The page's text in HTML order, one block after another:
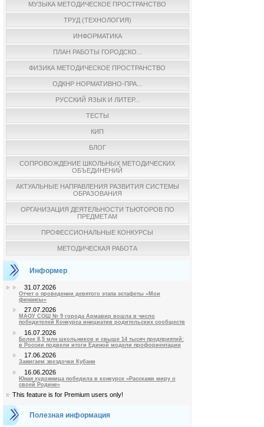
МУЗЫКА МЕТОДИЧЕСКОЕ ПРОСТРАНСТВО
ТРУД (ТЕХНОЛОГИЯ)
ИНФОРМАТИКА
ПЛАН РАБОТЫ ГОРОДСКО...
ФИЗИКА МЕТОДИЧЕСКОЕ ПРОСТРАНСТВО
ОДКНР НОРМАТИВНО-ПРА...
РУССКИЙ ЯЗЫК И ЛИТЕР...
ТЕСТЫ
КИП
БЛОГ
СОПРОВОЖДЕНИЕ ШКОЛЬНЫХ МЕТОДИЧЕСКИХ
ОБЪЕДИНЕНИЙ
АКТУАЛЬНЫЕ НАПРАВЛЕНИЯ РАЗВИТИЯ СИСТЕМЫ
ОБРАЗОВАНИЯ
ОРГАНИЗАЦИЯ ДЕЯТЕЛЬНОСТИ ТЬЮТОРОВ ПО
ПРЕДМЕТАМ
ПРОФЕССИОНАЛЬНЫЕ КОНКУРСЫ
МЕТОДИЧЕСКАЯ РАБОТА
Информер
31.07.2026
Отчет о проведении девятого этапа эстафеты «Мои
финансы»
27.07.2026
МАОУ СОШ № 9 города Армавир вошла в число
победителей Конкурса инициатив родительских сообществ
16.07.2026
Более 8,5 млн школьников и свыше 14 тысяч предприятий:
в России подвели итоги Единой модели профориентации
17.06.2026
Зажигаем звездочки Кубани
16.06.2026
Юная художница победила в конкурсе «Расскажи миру о
своей Родине»
This feature is for Premium users only!
Полезная информация